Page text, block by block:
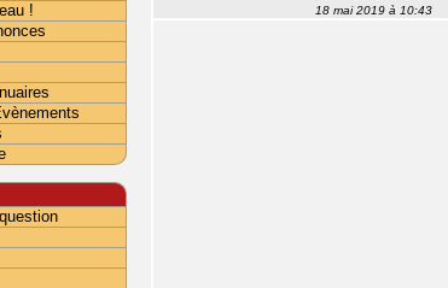
18 mai 2019 à 10:43
!